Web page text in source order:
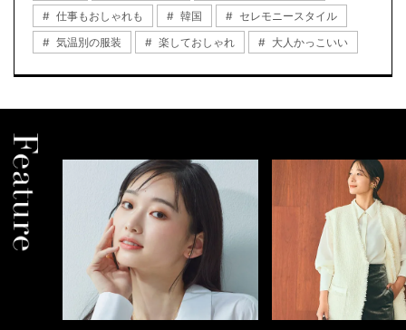
仕事もおしゃれも
韓国
セレモニースタイル
気温別の服装
楽しておしゃれ 大人かっこいい